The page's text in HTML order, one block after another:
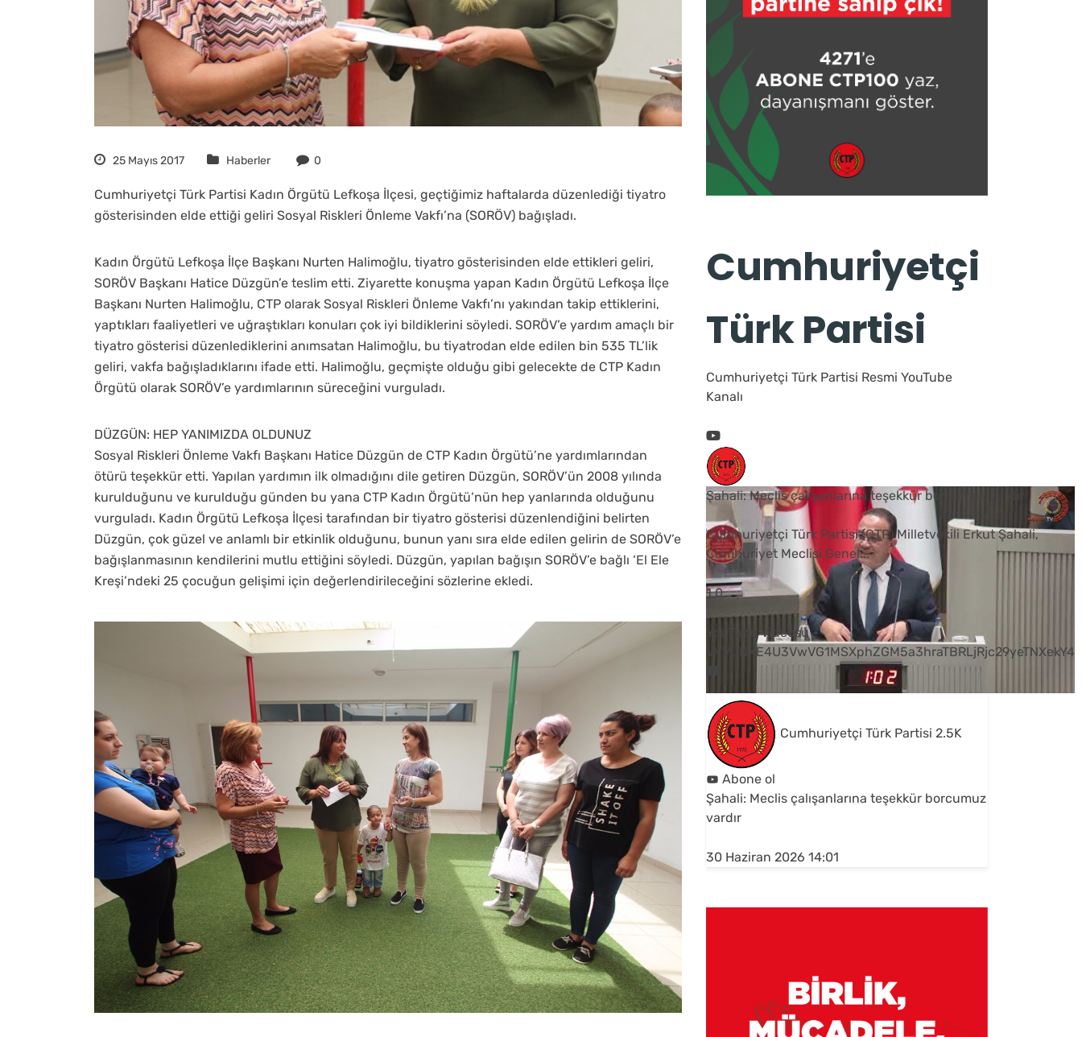
25 Mayıs 2017 Haberler 0
Cumhuriyetçi Türk Partisi Kadın Örgütü Lefkoşa İlçesi, geçtiğimiz haftalarda düzenlediği tiyatro
gösterisinden elde ettiği geliri Sosyal Riskleri Önleme Vakfı’na (SORÖV) bağışladı.
Kadın Örgütü Lefkoşa İlçe Başkanı Nurten Halimoğlu, tiyatro gösterisinden elde ettikleri geliri,
SORÖV Başkanı Hatice Düzgün’e teslim etti. Ziyarette konuşma yapan Kadın Örgütü Lefkoşa İlçe
Başkanı Nurten Halimoğlu, CTP olarak Sosyal Riskleri Önleme Vakfı’nı yakından takip ettiklerini,
yaptıkları faaliyetleri ve uğraştıkları konuları çok iyi bildiklerini söyledi. SORÖV’e yardım amaçlı bir
tiyatro gösterisi düzenlediklerini anımsatan Halimoğlu, bu tiyatrodan elde edilen bin 535 TL’lik
geliri, vakfa bağışladıklarını ifade etti. Halimoğlu, geçmişte olduğu gibi gelecekte de CTP Kadın
Örgütü olarak SORÖV’e yardımlarının süreceğini vurguladı.
DÜZGÜN: HEP YANIMIZDA OLDUNUZ
Sosyal Riskleri Önleme Vakfı Başkanı Hatice Düzgün de CTP Kadın Örgütü’ne yardımlarından
ötürü teşekkür etti. Yapılan yardımın ilk olmadığını dile getiren Düzgün, SORÖV’ün 2008 yılında
kurulduğunu ve kurulduğu günden bu yana CTP Kadın Örgütü’nün hep yanlarında olduğunu
vurguladı. Kadın Örgütü Lefkoşa İlçesi tarafından bir tiyatro gösterisi düzenlendiğini belirten
Düzgün, çok güzel ve anlamlı bir etkinlik olduğunu, bunun yanı sıra elde edilen gelirin de SORÖV’e
bağışlanmasının kendilerini mutlu ettiğini söyledi. Düzgün, yapılan bağışın SORÖV’e bağlı ‘El Ele
Kreşi’ndeki 25 çocuğun gelişimi için değerlendirileceğini sözlerine ekledi.
Cumhuriyetçi
Türk Partisi
Cumhuriyetçi Türk Partisi Resmi YouTube
Kanalı
Şahali: Meclis çalışanlarına teşekkür borcumuz vardır
Cumhuriyetçi Türk Partisi (CTP) Milletvekili Erkut Şahali,
Cumhuriyet Meclisi Genel...
1 0
YouTube Videosu
VVVUNXE4U3VwVG1MSXphZGM5a3hraTBRLjRjc29yeTNXekY4
Cumhuriyetçi Türk Partisi 2.5K
Abone ol
Şahali: Meclis çalışanlarına teşekkür borcumuz
vardır
30 Haziran 2026 14:01